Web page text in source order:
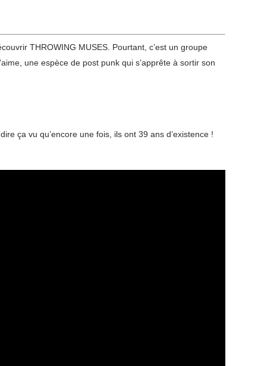
THROWING MUSES. Pourtant, c’est un groupe
une espèce de post punk qui s’apprête à sortir son
ça vu qu’encore une fois, ils ont 39 ans d’existence !